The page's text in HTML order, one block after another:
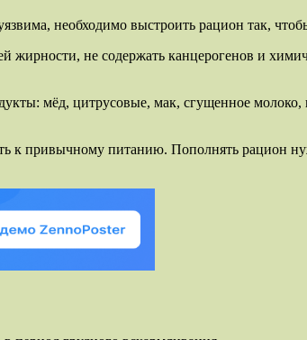
необходимо выстроить рацион так,
жирности, не содержать канцерогенов и
мёд, цитрусовые, мак, сгущенное молоко,
к привычному питанию. Пополнять рацион